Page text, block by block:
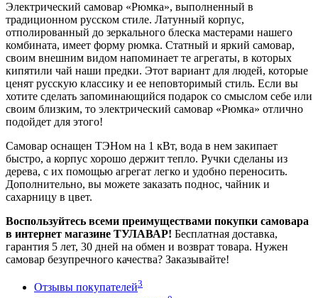
Электрический самовар «Рюмка», выполненный в
традиционном русском стиле. Латунный корпус,
отполированный до зеркального блеска мастерами нашего
комбината, имеет форму рюмка. Статный и яркий самовар,
своим внешним видом напоминает те агрегаты, в которых
кипятили чай наши предки. Этот вариант для людей, которые
ценят русскую классику и ее неповторимый стиль. Если вы
хотите сделать запоминающийся подарок со смыслом себе или
своим близким, то электрический самовар «Рюмка» отлично
подойдет для этого!
Самовар оснащен ТЭНом на 1 кВт, вода в нем закипает
быстро, а корпус хорошо держит тепло. Ручки сделаны из
дерева, с их помощью агрегат легко и удобно переносить.
Дополнительно, вы можете заказать поднос, чайник и
сахарницу в цвет.
Воспользуйтесь всеми преимуществами покупки самовара
в интернет магазине ТУЛАВАР! Бесплатная доставка,
гарантия 5 лет, 30 дней на обмен и возврат товара. Нужен
самовар безупречного качества? Заказывайте!
Отзывы покупателей3